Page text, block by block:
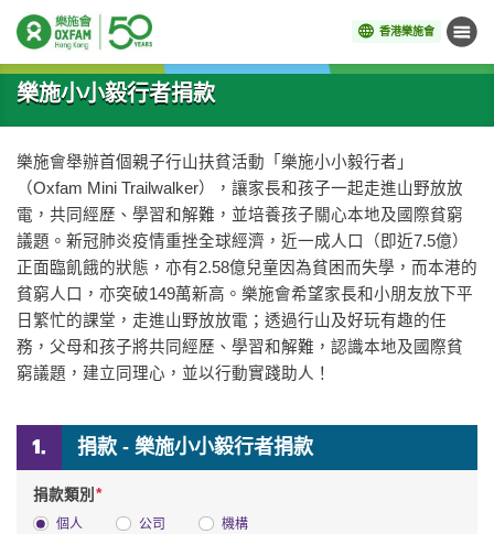
香港樂施會 目錄
開始主要內容
樂施小小毅行者捐款
樂施會舉辦首個親子行山扶貧活動「樂施小小毅行者」
（Oxfam Mini Trailwalker），讓家長和孩子一起走進山野放放
電，共同經歷、學習和解難，並培養孩子關心本地及國際貧窮
議題。新冠肺炎疫情重挫全球經濟，近一成人口（即近7.5億）
正面臨飢餓的狀態，亦有2.58億兒童因為貧困而失學，而本港的
貧窮人口，亦突破149萬新高。樂施會希望家長和小朋友放下平
日繁忙的課堂，走進山野放放電；透過行山及好玩有趣的任
務，父母和孩子將共同經歷、學習和解難，認識本地及國際貧
窮議題，建立同理心，並以行動實踐助人！
捐款 - 樂施小小毅行者捐款
捐款類別 *
個人 公司 機構